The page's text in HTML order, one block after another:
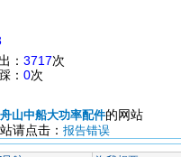
： 3717次
： 0次
舟山中船大功率配件的网站
请点击： 报告错误